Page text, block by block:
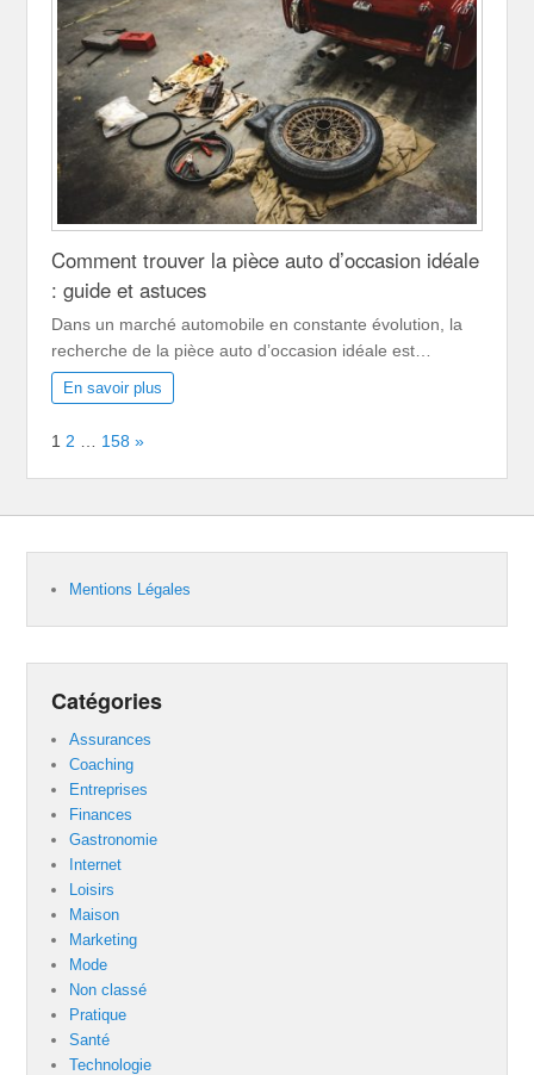
Comment trouver la pièce auto d’occasion idéale
: guide et astuces
Dans un marché automobile en constante évolution, la
recherche de la pièce auto d’occasion idéale est…
En savoir plus
Page:
1 2 158 Next
»
Mentions Légales
Catégories
Assurances
Coaching
Entreprises
Finances
Gastronomie
Internet
Loisirs
Maison
Marketing
Mode
Non classé
Pratique
Santé
Technologie